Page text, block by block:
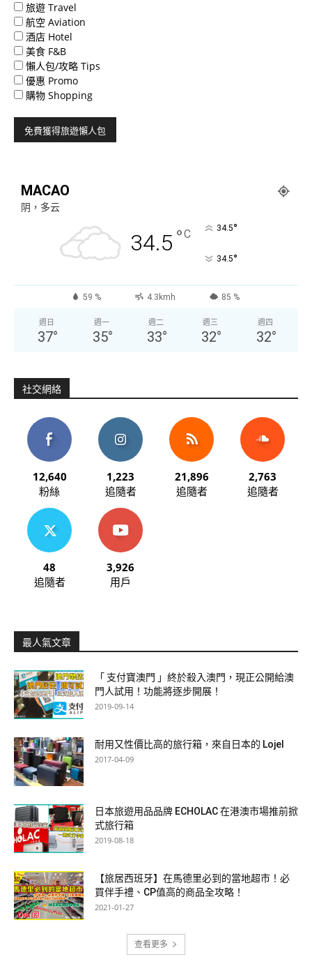
旅遊 Travel
航空 Aviation
酒店 Hotel
美食 F&B
懶人包/攻略 Tips
優惠 Promo
購物 Shopping
MACAO
阴，多云
34.5 °C 34.5°
34.5°
59 % 4.3kmh 85 %
週日
37°
週一
35°
週二
33°
週三
32°
週四
32°
社交網絡
12,640
粉絲
1,223
追隨者
21,896
追隨者
2,763
追隨者
48
追隨者
3,926
用戶
最人氣文章
「 支付寶澳門 」終於殺入澳門，現正公開給澳
門人試用！功能將逐步開展！
2019-09-14
耐用又性價比高的旅行箱，來自日本的 Lojel
2017-04-09
日本旅遊用品品牌 ECHOLAC 在港澳市場推前掀
式旅行箱
2019-08-18
【旅居西班牙】在馬德里必到的當地超市！必
買伴手禮、CP值高的商品全攻略！
2021-01-27
查看更多